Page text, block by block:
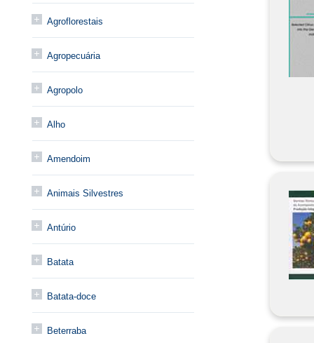
Agroflorestais
Agropecuária
Agropolo
Alho
Amendoim
Animais Silvestres
Antúrio
Batata
Batata-doce
Beterraba